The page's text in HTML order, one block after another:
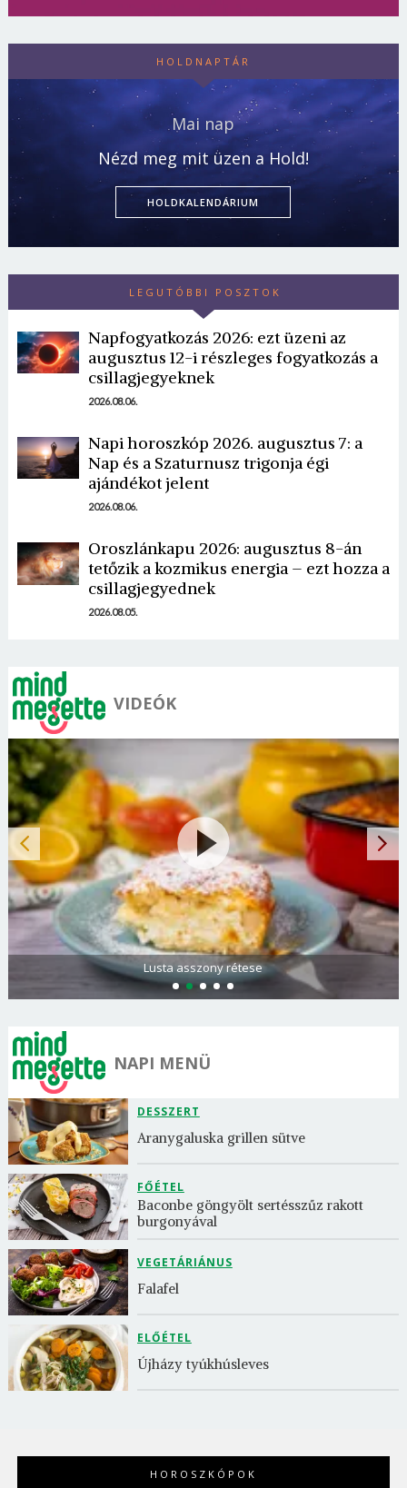
HOLDNAPTÁR
Mai nap
Nézd meg mit üzen a Hold!
HOLDKALENDÁRIUM
LEGUTÓBBI POSZTOK
Napfogyatkozás 2026: ezt üzeni az
augusztus 12-i részleges fogyatkozás a
csillagjegyeknek
2026.08.06.
Napi horoszkóp 2026. augusztus 7: a
Nap és a Szaturnusz trigonja égi
ajándékot jelent
2026.08.06.
Oroszlánkapu 2026: augusztus 8-án
tetőzik a kozmikus energia – ezt hozza a
csillagjegyednek
2026.08.05.
VIDEÓK
Lusta asszony rétese
NAPI MENÜ
DESSZERT
Aranygaluska grillen sütve
FŐÉTEL
Baconbe göngyölt sertésszűz rakott
burgonyával
VEGETÁRIÁNUS
Falafel
ELŐÉTEL
Újházy tyúkhúsleves
HOROSZKÓPOK
Borsonline bejelentkezés
E-mail cím vagy felhasználónév
Jelszó